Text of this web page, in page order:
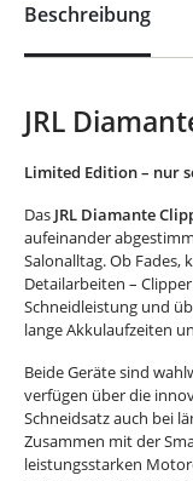
Beschreibung
JRL
Limited Edition – nur
Das JRL Diamante
aufeinander
Salonalltag. Ob
Detailarbeiten –
Schneidleistung und
lange Akkulaufzeiten
Beide Geräte sind
verfügen über die
Schneidsatz auch bei
Zusammen mit der
leistungsstarken